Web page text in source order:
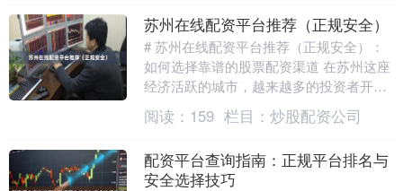
苏州在线配资平台推荐（正规安全）
# 苏州在线配资平台推荐（正规安全）：
如何选择靠谱的股票配资渠道 在苏州这座
经济活跃的城市，越来越多的投资者开始
关注股票配资这一金融工具。然而，面对
市场上众多的....
阅读： 159 栏目： 炒股配资公司
配资平台查询指南：正规平台排名与
安全选择技巧